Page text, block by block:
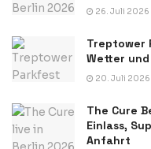
26. Juli 2026
Treptower
Wetter
20. Juli
The Cure
Einlass,
Anfahrt